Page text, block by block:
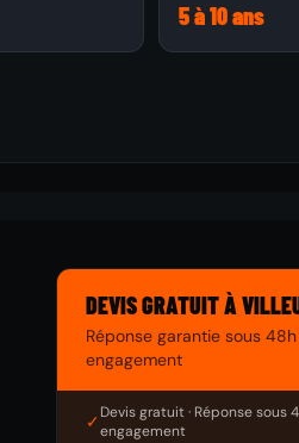
5 à 10 ans
DEVIS GRATUIT À
Réponse garantie sous 48h
engagement
✓Devis gratuit · Réponse sous
engagement